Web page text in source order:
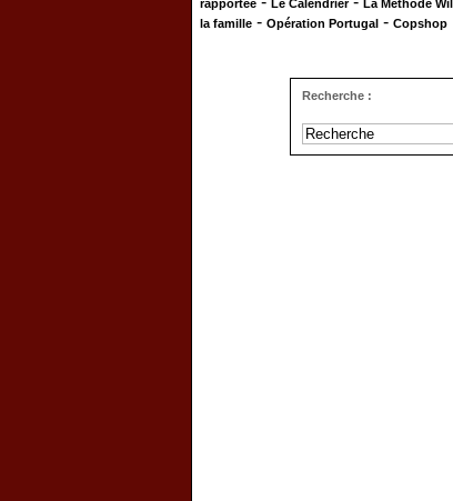
rapportée
Le Calendrier La Méthode
la famille - Opération Portugal - Copshop
Recherche :